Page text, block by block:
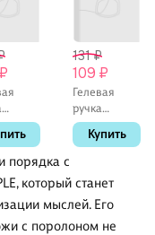
порядка с
который станет
мыслей. Его
с поролоном не
0,5
131 ₽
109 ₽
Гелевая
ручка
черная 0,5
мм, Basic,
Купить